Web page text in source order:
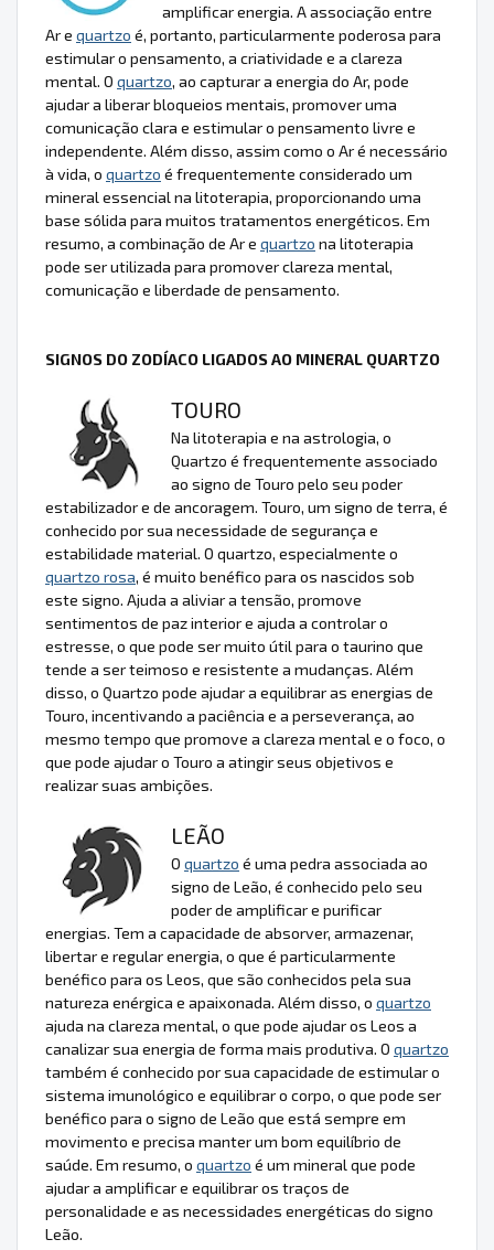
amplificar energia. A associação entre
Ar e quartzo é, portanto, particularmente poderosa para
estimular o pensamento, a criatividade e a clareza
mental. O quartzo, ao capturar a energia do Ar, pode
ajudar a liberar bloqueios mentais, promover uma
comunicação clara e estimular o pensamento livre e
independente. Além disso, assim como o Ar é necessário
à vida, o quartzo é frequentemente considerado um
mineral essencial na litoterapia, proporcionando uma
base sólida para muitos tratamentos energéticos. Em
resumo, a combinação de Ar e quartzo na litoterapia
pode ser utilizada para promover clareza mental,
comunicação e liberdade de pensamento.
SIGNOS DO ZODÍACO LIGADOS AO MINERAL QUARTZO
TOURO
Na litoterapia e na astrologia, o
Quartzo é frequentemente associado
ao signo de Touro pelo seu poder
estabilizador e de ancoragem. Touro, um signo de terra, é
conhecido por sua necessidade de segurança e
estabilidade material. O quartzo, especialmente o
quartzo rosa, é muito benéfico para os nascidos sob
este signo. Ajuda a aliviar a tensão, promove
sentimentos de paz interior e ajuda a controlar o
estresse, o que pode ser muito útil para o taurino que
tende a ser teimoso e resistente a mudanças. Além
disso, o Quartzo pode ajudar a equilibrar as energias de
Touro, incentivando a paciência e a perseverança, ao
mesmo tempo que promove a clareza mental e o foco, o
que pode ajudar o Touro a atingir seus objetivos e
realizar suas ambições.
LEÃO
O quartzo é uma pedra associada ao
signo de Leão, é conhecido pelo seu
poder de amplificar e purificar
energias. Tem a capacidade de absorver, armazenar,
libertar e regular energia, o que é particularmente
benéfico para os Leos, que são conhecidos pela sua
natureza enérgica e apaixonada. Além disso, o quartzo
ajuda na clareza mental, o que pode ajudar os Leos a
canalizar sua energia de forma mais produtiva. O quartzo
também é conhecido por sua capacidade de estimular o
sistema imunológico e equilibrar o corpo, o que pode ser
benéfico para o signo de Leão que está sempre em
movimento e precisa manter um bom equilíbrio de
saúde. Em resumo, o quartzo é um mineral que pode
ajudar a amplificar e equilibrar os traços de
personalidade e as necessidades energéticas do signo
Leão.